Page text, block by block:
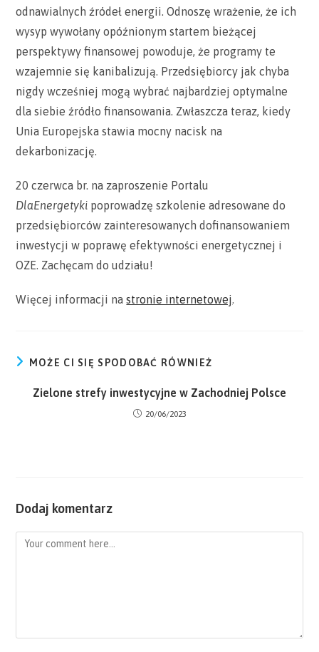
odnawialnych źródeł energii. Odnoszę wrażenie, że ich
wysyp wywołany opóźnionym startem bieżącej
perspektywy finansowej powoduje, że programy te
wzajemnie się kanibalizują. Przedsiębiorcy jak chyba
nigdy wcześniej mogą wybrać najbardziej optymalne
dla siebie źródło finansowania. Zwłaszcza teraz, kiedy
Unia Europejska stawia mocny nacisk na
dekarbonizację.
20 czerwca br. na zaproszenie Portalu
DlaEnergetyki poprowadzę szkolenie adresowane do
przedsiębiorców zainteresowanych dofinansowaniem
inwestycji w poprawę efektywności energetycznej i
OZE. Zachęcam do udziału!
Więcej informacji nastronie internetowej.
MOŻE CI SIĘ SPODOBAĆ RÓWNIEŻ
Zielone strefy inwestycyjne w Zachodniej Polsce
20/06/2023
Dodaj komentarz
Comment